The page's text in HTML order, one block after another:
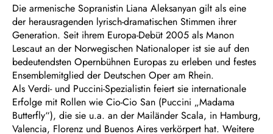
Die armenische Sopranistin Liana Aleksanyan gilt als eine
der herausragenden lyrisch-dramatischen Stimmen ihrer
Generation. Seit ihrem Europa-Debüt 2005 als Manon
Lescaut an der Norwegischen Nationaloper ist sie auf den
bedeutendsten Opernbühnen Europas zu erleben und festes
Ensemblemitglied der Deutschen Oper am Rhein.
Als Verdi- und Puccini-Spezialistin feiert sie internationale
Erfolge mit Rollen wie Cio-Cio San (Puccini „Madama
Butterfly“), die sie u.a. an der Mailänder Scala, in Hamburg,
Valencia, Florenz und Buenos Aires verkörpert hat. Weitere